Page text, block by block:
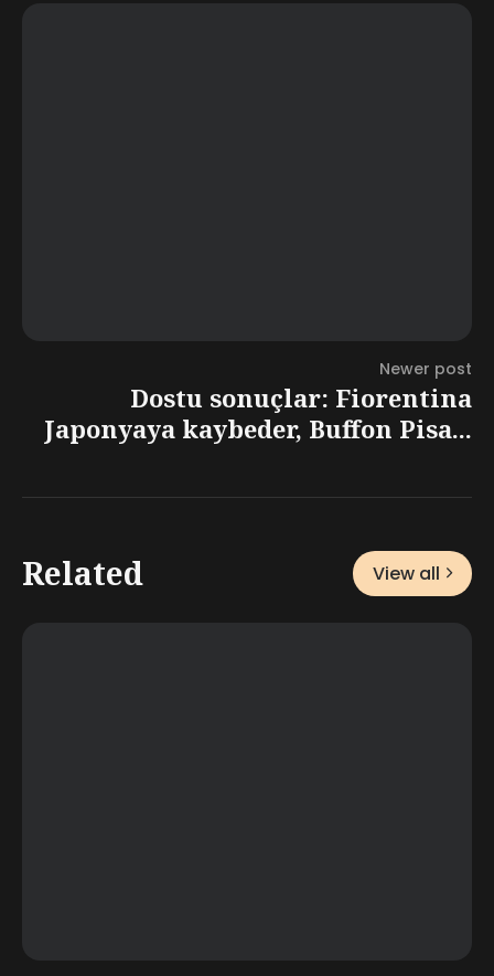
Newer post
Dostu sonuçlar: Fiorentina
Japonyaya kaybeder, Buffon Pisa...
Related View all